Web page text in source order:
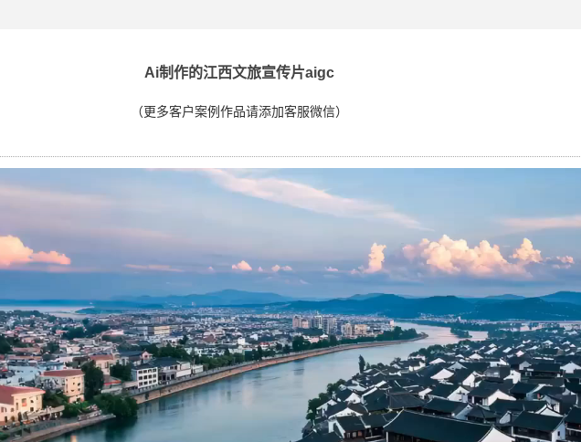
Ai制作的江西文旅宣传片aigc
（更多客户案例作品请添加客服微信）